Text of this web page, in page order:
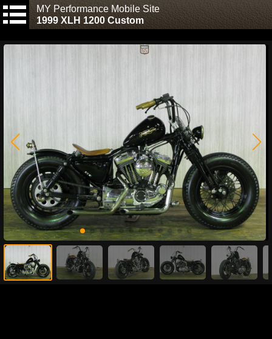
MY Performance Mobile Site
1999 XLH 1200 Custom